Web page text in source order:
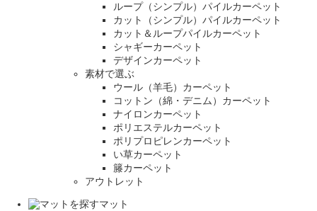
ループ（シンプル）パイルカーペット
カット（シンプル）パイルカーペット
カット＆ループパイルカーペット
シャギーカーペット
デザインカーペット
素材で選ぶ
ウール（羊毛）カーペット
コットン（綿・デニム）カーペット
ナイロンカーペット
ポリエステルカーペット
ポリプロピレンカーペット
い草カーペット
籐カーペット
アウトレット
マット